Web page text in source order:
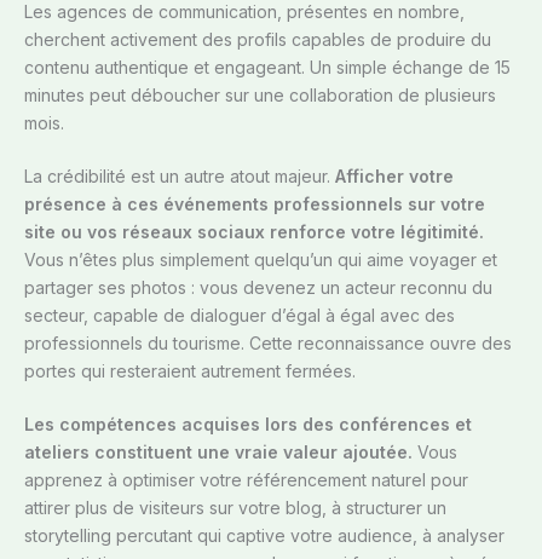
Les agences de communication, présentes en nombre,
cherchent activement des profils capables de produire du
contenu authentique et engageant. Un simple échange de 15
minutes peut déboucher sur une collaboration de plusieurs
mois.
La crédibilité est un autre atout majeur. Afficher votre
présence à ces événements professionnels sur votre
site ou vos réseaux sociaux renforce votre légitimité.
Vous n’êtes plus simplement quelqu’un qui aime voyager et
partager ses photos : vous devenez un acteur reconnu du
secteur, capable de dialoguer d’égal à égal avec des
professionnels du tourisme. Cette reconnaissance ouvre des
portes qui resteraient autrement fermées.
Les compétences acquises lors des conférences et
ateliers constituent une vraie valeur ajoutée. Vous
apprenez à optimiser votre référencement naturel pour
attirer plus de visiteurs sur votre blog, à structurer un
storytelling percutant qui captive votre audience, à analyser